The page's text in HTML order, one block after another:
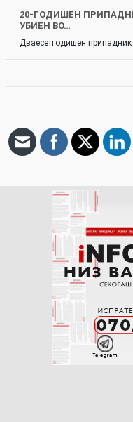
20-ГОДИШЕН
УБИЕН ВО…
Дваесетгодишен припадник